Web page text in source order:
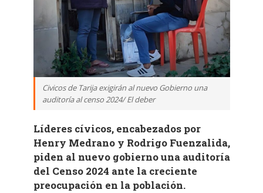
Civicos de Tarija exigirán al nuevo Gobierno una
auditoría al censo 2024/ El deber
Líderes cívicos, encabezados por
Henry Medrano y Rodrigo Fuenzalida,
piden al nuevo gobierno una auditoría
del Censo 2024 ante la creciente
preocupación en la población.